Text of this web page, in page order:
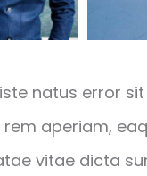
natus error
aperiam,
vitae dicta